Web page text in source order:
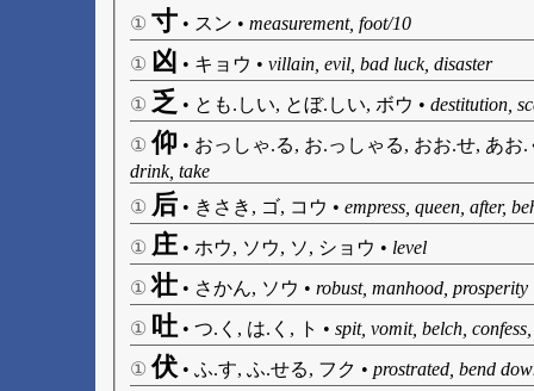
① 寸 • スン • measurement, foot/10
① 凶 • キョウ • villain, evil, bad luck, disaster
① 乏 • とも.しい, とぼ.しい, ボウ • destitution,
① 仰 • おっしゃ.る, お.っしゃる, おお.せ, あお
drink, take
① 后 • きさき, ゴ, コウ • empress, queen, after,
① 庄 • ホウ, ソウ, ソ, ショウ • level
① 壮 • さかん, ソウ • robust, manhood, prosperity
① 吐 • つ.く, は.く, ト • spit, vomit, belch,
① 伏 • ふ.す, ふ.せる, フク • prostrated, bend